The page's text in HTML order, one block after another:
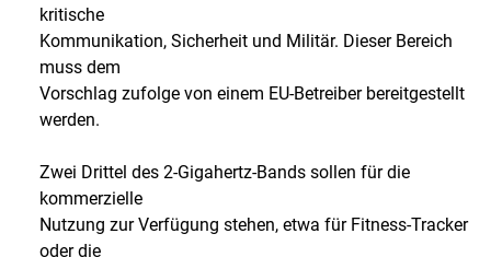
kritische
Kommunikation, Sicherheit und Militär. Dieser Bereich
muss dem
Vorschlag zufolge von einem EU-Betreiber bereitgestellt
werden.
Zwei Drittel des 2-Gigahertz-Bands sollen für die
kommerzielle
Nutzung zur Verfügung stehen, etwa für Fitness-Tracker
oder die